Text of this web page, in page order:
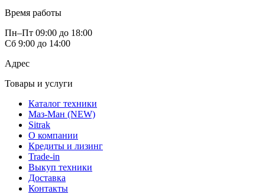
Время работы
Пн–Пт 09:00 до 18:00
Сб 9:00 до 14:00
Адрес
Товары и услуги
Каталог техники
Маз-Ман (NEW)
Sitrak
О компании
Кредиты и лизинг
Trade-in
Выкуп техники
Доставка
Контакты